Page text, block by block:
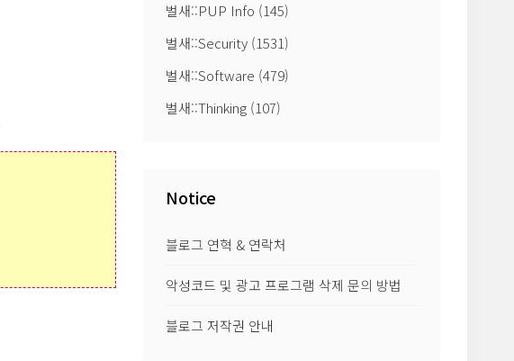
벌새::PUP Info (145)
벌새::Security (1531)
벌새::Software (479)
벌새::Thinking (107)
Notice
블로그 연혁 & 연락처
악성코드 및 광고 프로그램 삭제 문의 방법
블로그 저작권 안내